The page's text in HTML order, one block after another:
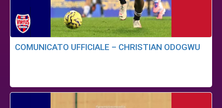
COMUNICATO UFFICIALE – CHRISTIAN ODOGWU